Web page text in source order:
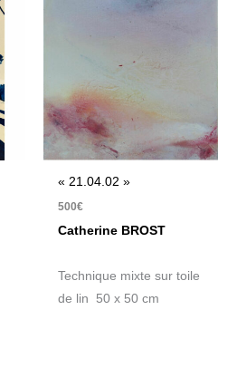
« 21.04.02 »
500€
Catherine BROST
Technique mixte sur toile
de lin 50 x 50 cm